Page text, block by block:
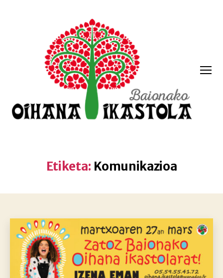
Etiketa: Komunikazioa